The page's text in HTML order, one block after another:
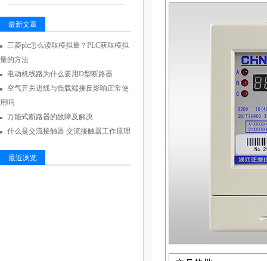
最新文章
三菱plc怎么读取模拟量？PLC获取模拟
量的方法
电动机线路为什么要用D型断路器
空气开关进线与负载端接反影响正常使
用吗
万能式断路器的故障及解决
什么是交流接触器 交流接触器工作原理
最近浏览